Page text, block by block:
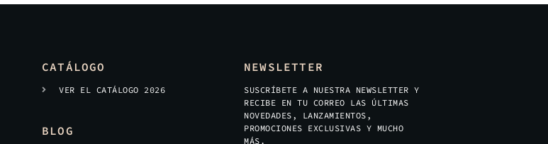
CATÁLOGO
VER EL CATÁLOGO 2026
BLOG
NEWSLETTER
SUSCRÍBETE A NUESTRA NEWSLETTER Y
RECIBE EN TU CORREO LAS ÚLTIMAS
NOVEDADES, LANZAMIENTOS,
PROMOCIONES EXCLUSIVAS Y MUCHO
MÁS.